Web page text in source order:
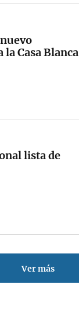
Casa Blanca
lista de
Ver más